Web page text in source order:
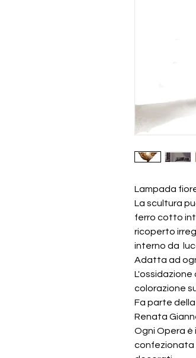
Lampada
La scultura
ferro cotto
ricoperto
interno da
Adatta ad
colorazione
Fa parte
Renata
Ogni Opera
confezionata